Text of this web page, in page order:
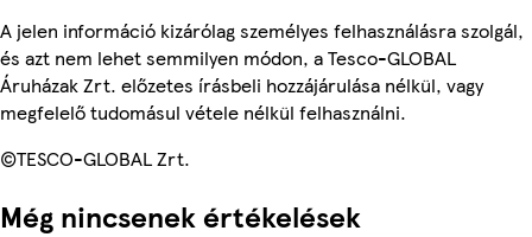
A jelen információ kizárólag személyes felhasználásra szolgál,
és azt nem lehet semmilyen módon, a Tesco-GLOBAL
Áruházak Zrt. előzetes írásbeli hozzájárulása nélkül, vagy
megfelelő tudomásul vétele nélkül felhasználni.
©TESCO-GLOBAL Zrt.
Még nincsenek értékelések